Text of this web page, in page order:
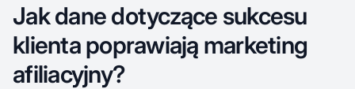
Jak dane dotyczące sukcesu
klienta poprawiają marketing
afiliacyjny?